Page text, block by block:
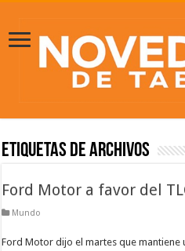
Etiquetas de Archivos
Ford Motor a favor del
Mundo
Ford Motor dijo el martes que